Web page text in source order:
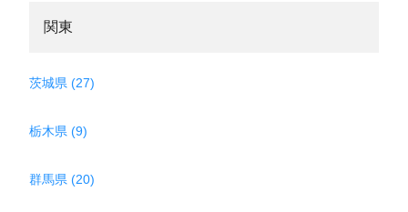
関東
茨城県 (27)
栃木県 (9)
群馬県 (20)